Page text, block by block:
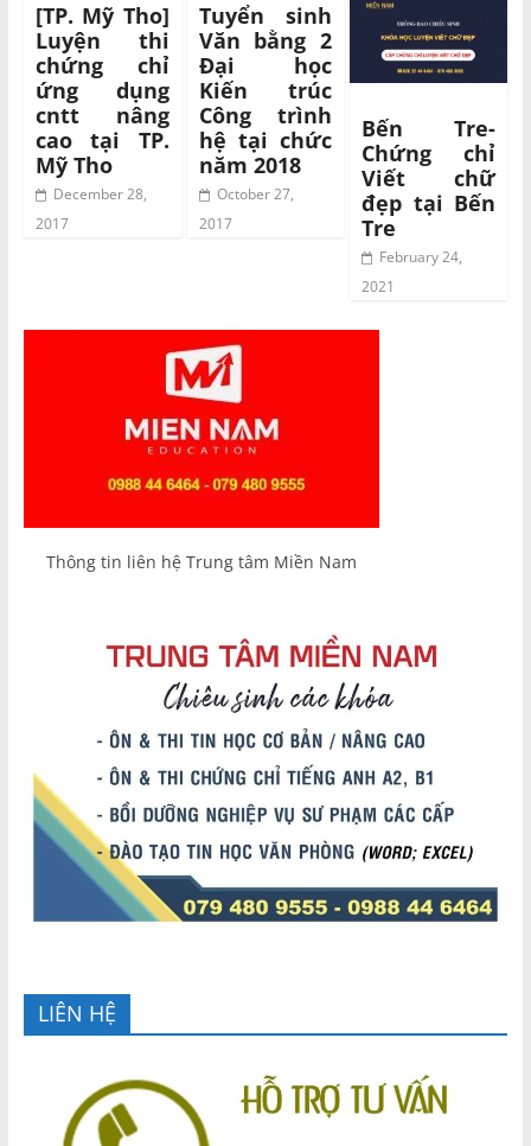
[TP. Mỹ Tho]
Luyện thi
chứng chỉ
ứng dụng
cntt nâng
cao tại TP.
Mỹ Tho
December 28,
2017
Tuyển sinh
Văn bằng 2
Đại học
Kiến trúc
Công trình
hệ tại chức
năm 2018
October 27,
2017
Bến Tre-
Chứng chỉ
Viết chữ
đẹp tại Bến
Tre
February 24,
2021
Thông tin liên hệ Trung tâm Miền Nam
LIÊN HỆ